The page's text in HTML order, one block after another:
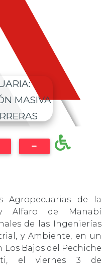
MASIVA
Agropecuarias de la
Alfaro de Manabí
de las Ingenierías
y Ambiente, en un
Bajos del Pechiche
el viernes 3 de